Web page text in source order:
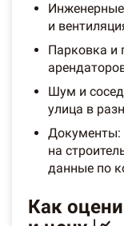
Инженерные
и
Парковка и
Шум и
улица в
Документы:
на
данные по
Как